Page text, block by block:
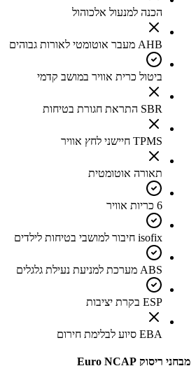
הכנה למנעול אלכוהול
AHB מעבר אוטומטי לאורות גבוהים
ביטול כרית אוויר במושב קדמי
SBR התראת חגורת בטיחות
TPMS חיישני לחץ אוויר
תאורה אוטומטית
6 כריות אוויר
isofix חיבור למושבי בטיחות לילדים
ABS מערכת למניעת נעילת גלגלים
ESP בקרת יציבות
EBA סיוע לבלימת חירום
מבחני ריסוק Euro NCAP